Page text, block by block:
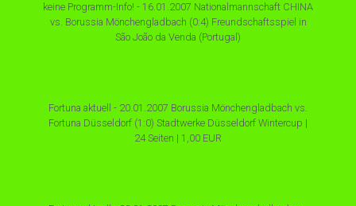
keine Programm-Info! - 16.01.2007 Nationalmannschaft CHINA
vs. Borussia Mönchengladbach (0:4) Freundschaftsspiel in
São João da Venda (Portugal)
Fortuna aktuell - 20.01.2007 Borussia Mönchengladbach vs.
Fortuna Düsseldorf (1:0) Stadtwerke Düsseldorf Wintercup |
24 Seiten | 1,00 EUR